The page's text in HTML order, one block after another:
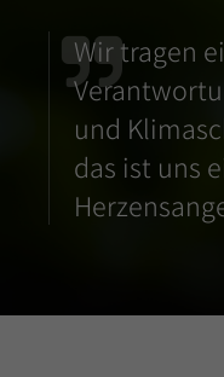
Wir tragen
und
das ist uns